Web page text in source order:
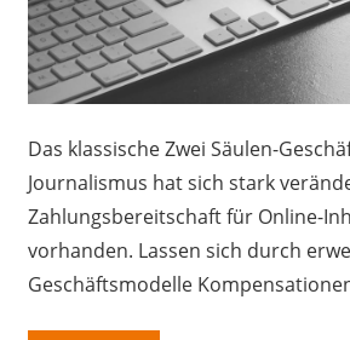
Das klassische Zwei Säulen-
Journalismus hat sich stark
Zahlungsbereitschaft für Online-
vorhanden. Lassen sich durch
Geschäftsmodelle